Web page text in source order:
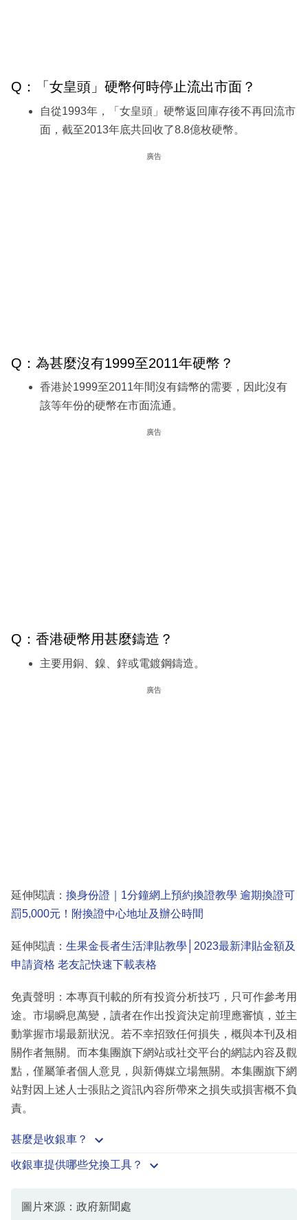
Q：「女皇頭」硬幣何時停止流出市面？
自從1993年，「女皇頭」硬幣返回庫存後不再回流市
面，截至2013年底共回收了8.8億枚硬幣。
廣告
Q：為甚麼沒有1999至2011年硬幣？
香港於1999至2011年間沒有鑄幣的需要，因此沒有
該等年份的硬幣在市面流通。
廣告
Q：香港硬幣用甚麼鑄造？
主要用銅、鎳、鋅或電鍍鋼鑄造。
廣告
延伸閱讀： 換身份證｜1分鐘網上預約換證教學 逾期換證可
罰5,000元！附換證中心地址及辦公時間
延伸閱讀： 生果金長者生活津貼教學│2023最新津貼金額及
申請資格 老友記快速下載表格
免責聲明：本專頁刊載的所有投資分析技巧，只可作參考用
途。市場瞬息萬變，讀者在作出投資決定前理應審慎，並主
動掌握市場最新狀況。若不幸招致任何損失，概與本刊及相
關作者無關。而本集團旗下網站或社交平台的網誌內容及觀
點，僅屬筆者個人意見，與新傳媒立場無關。本集團旗下網
站對因上述人士張貼之資訊內容所帶來之損失或損害概不負
責。
甚麼是收銀車？
收銀車提供哪些兌換工具？
圖片來源：政府新聞處